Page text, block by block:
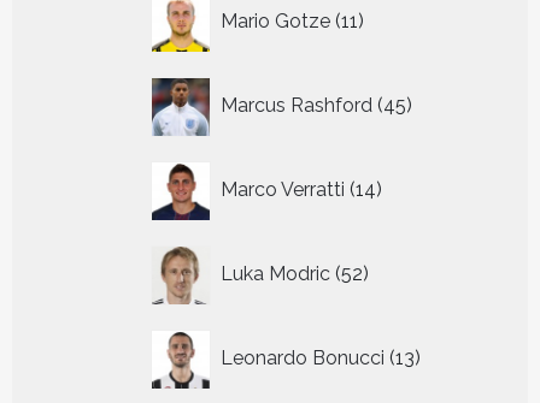
Mario Gotze 11
producten
Marcus Rashford 45
producten
Marco Verratti 14
producten
Luka Modric 52
producten
Leonardo Bonucci 13
producten